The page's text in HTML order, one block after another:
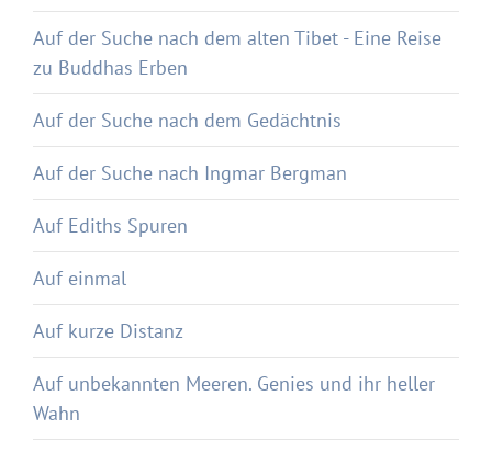
Auf der Suche nach dem alten Tibet - Eine Reise
zu Buddhas Erben
Auf der Suche nach dem Gedächtnis
Auf der Suche nach Ingmar Bergman
Auf Ediths Spuren
Auf einmal
Auf kurze Distanz
Auf unbekannten Meeren. Genies und ihr heller
Wahn